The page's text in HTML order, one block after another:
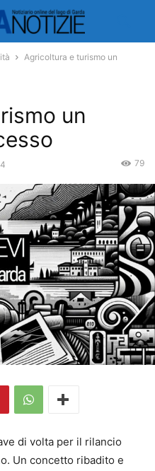
Agricoltura e turismo un
un
79
di volta per il rilancio
Un concetto ribadito e